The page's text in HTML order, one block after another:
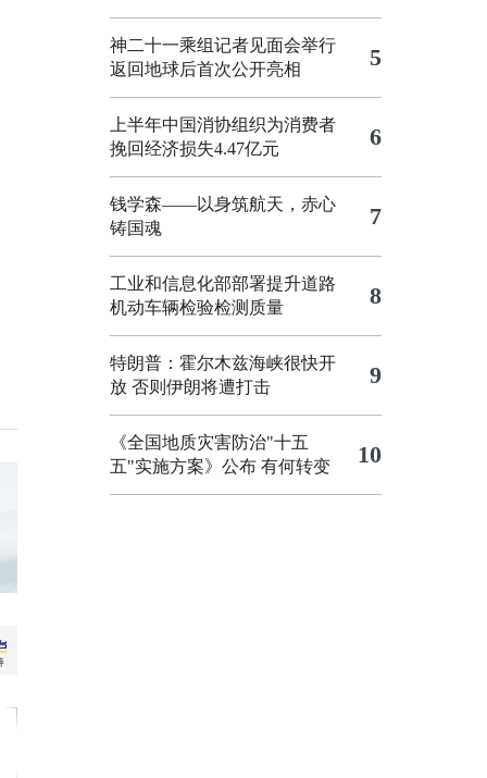
神二十一乘组记者见面会举行
返回地球后首次公开亮相
5
上半年中国消协组织为消费者
挽回经济损失4.47亿元
6
钱学森——以身筑航天，赤心
铸国魂
7
工业和信息化部部署提升道路
机动车辆检验检测质量
8
特朗普：霍尔木兹海峡很快开
放 否则伊朗将遭打击
9
《全国地质灾害防治"十五
五"实施方案》公布 有何转变
10